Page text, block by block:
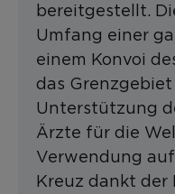
bereitgestellt.
Umfang einer
einem Konvoi
das
Unterstützung
Ärzte für die
Verwendung
Kreuz dankt der